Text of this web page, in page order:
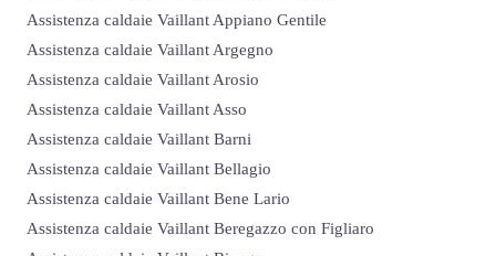
Assistenza caldaie Vaillant Appiano Gentile
Assistenza caldaie Vaillant Argegno
Assistenza caldaie Vaillant Arosio
Assistenza caldaie Vaillant Asso
Assistenza caldaie Vaillant Barni
Assistenza caldaie Vaillant Bellagio
Assistenza caldaie Vaillant Bene Lario
Assistenza caldaie Vaillant Beregazzo con Figliaro